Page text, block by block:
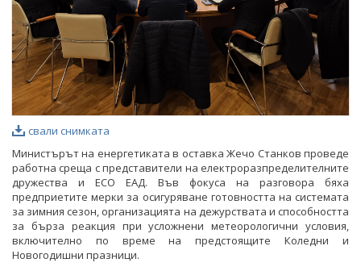
свали снимката
Министърът на енергетиката в оставка Жечо Станков проведе
работна среща с представители на електроразпределителните
дружества и ЕСО ЕАД. Във фокуса на разговора бяха
предприетите мерки за осигуряване готовността на системата
за зимния сезон, организацията на дежурствата и способността
за бърза реакция при усложнени метеорологични условия,
включително по време на предстоящите Коледни и
Новогодишни празници.